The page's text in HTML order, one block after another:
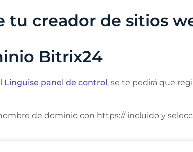
tu creador de sitios
Bitrix24
Linguise panel de control, se te pedirá que
de dominio con https:// incluido y